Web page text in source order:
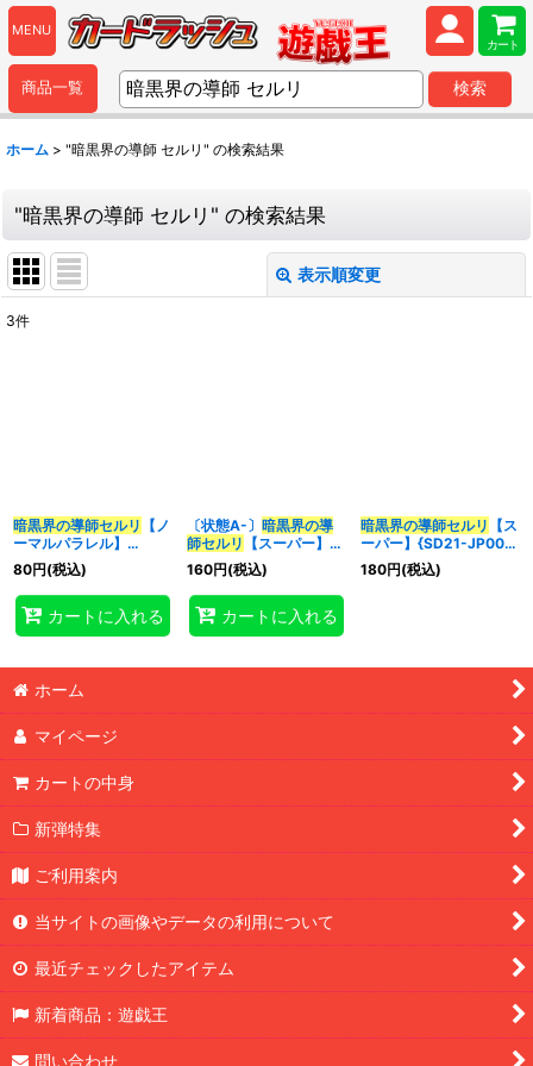
MENU
カート
商品一覧 検索
ホーム > "暗黒界の導師 セルリ" の検索結果
"暗黒界の導師 セルリ" の検索結果
表示順変更
カテゴリ:
特集:
3件
暗黒界の導師セルリ
【ノ
ーマルパラレル】
{SR13-JP015}《モンス
ター》
80円(税込)
カートに入れる
〔状態A-〕 暗黒界の導
師セルリ
【スーパー】
{SD21-JP003}《モンス
ター》
160円(税込)
カートに入れる
暗黒界の導師セルリ
【ス
ーパー】{SD21-JP003}
《モンスター》
180円(税込)
ホーム
マイページ
カートの中身
新弾特集
ご利用案内
当サイトの画像やデータの利用について
最近チェックしたアイテム
新着商品：遊戯王
問い合わせ